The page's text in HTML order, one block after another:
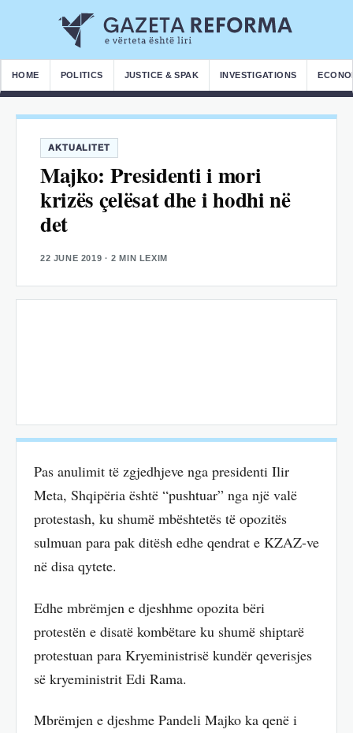
HOME POLITICS JUSTICE & SPAK INVESTIGATIONS
AKTUALITET
Majko: Presidenti i mori
krizës çelësat dhe i hodhi në
det
22 JUNE 2019 · 2 MIN LEXIM
Pas anulimit të zgjedhjeve nga presidenti Ilir
Meta, Shqipëria është “pushtuar” nga një valë
protestash, ku shumë mbështetës të opozitës
sulmuan para pak ditësh edhe qendrat e KZAZ-ve
në disa qytete.
Edhe mbrëmjen e djeshhme opozita bëri
protestën e disatë kombëtare ku shumë shiptarë
protestuan para Kryeministrisë kundër qeverisjes
së kryeministrit Edi Rama.
Mbrëmjen e djeshme Pandeli Majko ka qenë i